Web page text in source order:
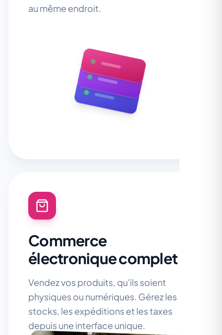
au même endroit.
Commerce
électronique complet
Vendez vos produits, qu'ils soient
physiques ou numériques. Gérez les
stocks, les expéditions et les taxes
depuis une interface unique.